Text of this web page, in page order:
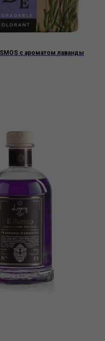
с ароматом лаванды